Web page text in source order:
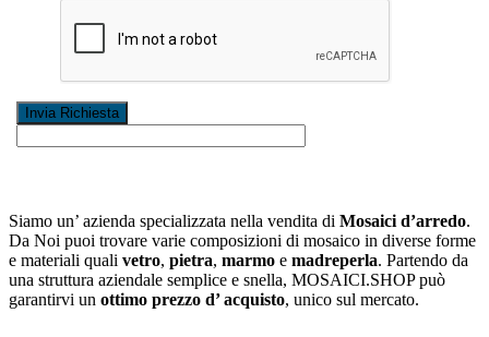
Siamo un’ azienda specializzata nella vendita di Mosaici d’arredo.
Da Noi puoi trovare varie composizioni di mosaico in diverse forme
e materiali quali vetro, pietra, marmo e madreperla. Partendo da
una struttura aziendale semplice e snella, MOSAICI.SHOP può
garantirvi un ottimo prezzo d’ acquisto, unico sul mercato.